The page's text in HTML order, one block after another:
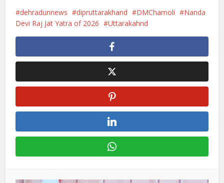
dehradunnews dipruttarakhand DMChamoli
Nanda
Devi Raj Jat Yatra of 2026
Uttarakahnd